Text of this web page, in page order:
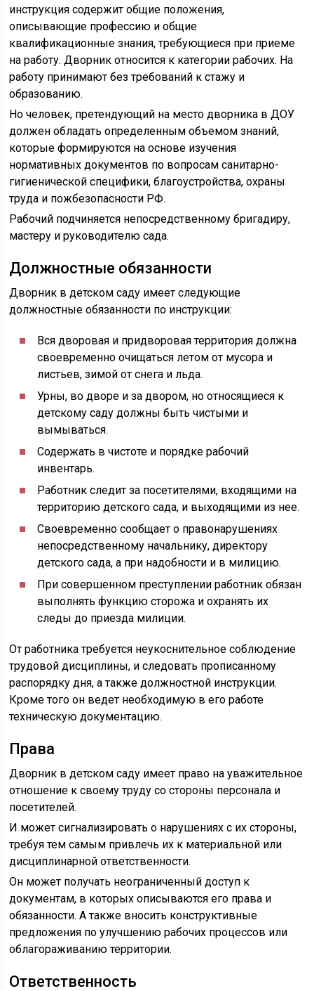
инструкция содержит общие положения,
описывающие профессию и общие
квалификационные знания, требующиеся при приеме
на работу. Дворник относится к категории рабочих. На
работу принимают без требований к стажу и
образованию.
Но человек, претендующий на место дворника в ДОУ
должен обладать определенным объемом знаний,
которые формируются на основе изучения
нормативных документов по вопросам санитарно-
гигиенической специфики, благоустройства, охраны
труда и пожбезопасности РФ.
Рабочий подчиняется непосредственному бригадиру,
мастеру и руководителю сада.
Должностные обязанности
Дворник в детском саду имеет следующие
должностные обязанности по инструкции:
Вся дворовая и придворовая территория должна
своевременно очищаться летом от мусора и
листьев, зимой от снега и льда.
Урны, во дворе и за двором, но относящиеся к
детскому саду должны быть чистыми и
вымываться.
Содержать в чистоте и порядке рабочий
инвентарь.
Работник следит за посетителями, входящими на
территорию детского сада, и выходящими из нее.
Своевременно сообщает о правонарушениях
непосредственному начальнику, директору
детского сада, а при надобности и в милицию.
При совершенном преступлении работник обязан
выполнять функцию сторожа и охранять их
следы до приезда милиции.
От работника требуется неукоснительное соблюдение
трудовой дисциплины, и следовать прописанному
распорядку дня, а также должностной инструкции.
Кроме того он ведет необходимую в его работе
техническую документацию.
Права
Дворник в детском саду имеет право на уважительное
отношение к своему труду со стороны персонала и
посетителей.
И может сигнализировать о нарушениях с их стороны,
требуя тем самым привлечь их к материальной или
дисциплинарной ответственности.
Он может получать неограниченный доступ к
документам, в которых описываются его права и
обязанности. А также вносить конструктивные
предложения по улучшению рабочих процессов или
облагораживанию территории.
Ответственность